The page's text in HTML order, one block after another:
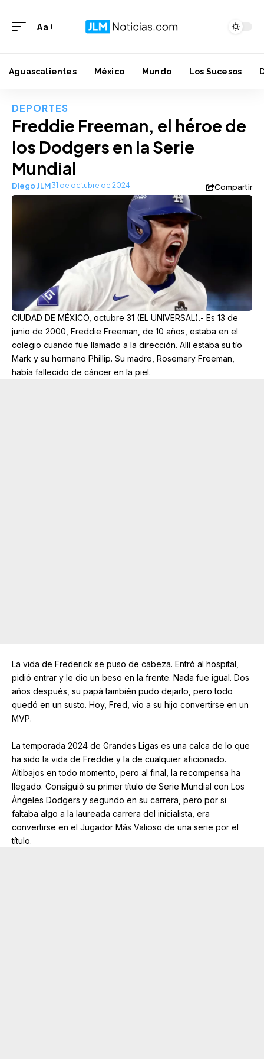
Aa
Aguascalientes México Mundo Los Sucesos
DEPORTES
Freddie Freeman, el héroe de
los Dodgers en la Serie
Mundial
Diego JLM31 de octubre de 2024 Compartir
CIUDAD DE MÉXICO, octubre 31 (EL UNIVERSAL).- Es 13 de
junio de 2000, Freddie Freeman, de 10 años, estaba en el
colegio cuando fue llamado a la dirección. Allí estaba su tío
Mark y su hermano Phillip. Su madre, Rosemary Freeman,
había fallecido de cáncer en la piel.
La vida de Frederick se puso de cabeza. Entró al hospital,
pidió entrar y le dio un beso en la frente. Nada fue igual. Dos
años después, su papá también pudo dejarlo, pero todo
quedó en un susto. Hoy, Fred, vio a su hijo convertirse en un
MVP.
La temporada 2024 de Grandes Ligas es una calca de lo que
ha sido la vida de Freddie y la de cualquier aficionado.
Altibajos en todo momento, pero al final, la recompensa ha
llegado. Consiguió su primer título de Serie Mundial con Los
Ángeles Dodgers y segundo en su carrera, pero por si
faltaba algo a la laureada carrera del inicialista, era
convertirse en el Jugador Más Valioso de una serie por el
título.